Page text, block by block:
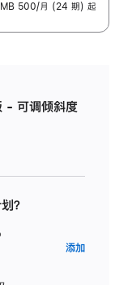
500/月 (24 期) 起
可调倾斜度
？
添加